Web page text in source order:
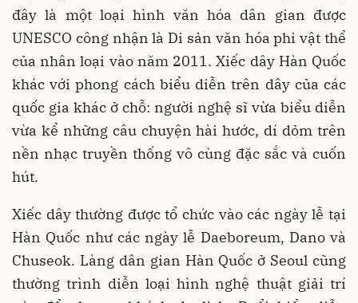
đây là một loại hình văn hóa dân gian được
UNESCO công nhận là Di sản văn hóa phi vật thể
của nhân loại vào năm 2011. Xiếc dây Hàn Quốc
khác với phong cách biểu diễn trên dây của các
quốc gia khác ở chỗ: người nghệ sĩ vừa biểu diễn
vừa kể những câu chuyện hài hước, dí dỏm trên
nền nhạc truyền thống vô cùng đặc sắc và cuốn
hút.
Xiếc dây thường được tổ chức vào các ngày lễ tại
Hàn Quốc như các ngày lễ Daeboreum, Dano và
Chuseok. Làng dân gian Hàn Quốc ở Seoul cũng
thường trình diễn loại hình nghệ thuật giải trí